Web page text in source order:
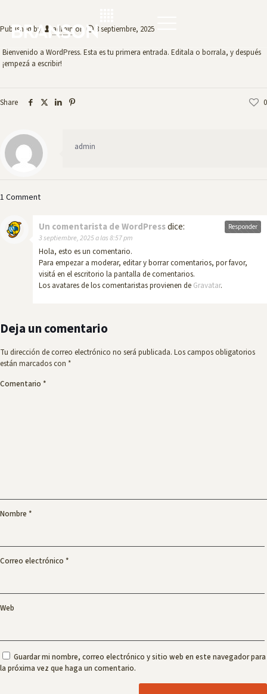
Published by admin on 3 septiembre, 2025
Bienvenido a WordPress. Esta es tu primera entrada. Editala o borrala, y después
¡empezá a escribir!
Share 0
admin
1 Comment
Un comentarista de WordPressdice:
3 septiembre, 2025 a las 8:57 pm
Hola, esto es un comentario.
Para empezar a moderar, editar y borrar comentarios, por favor,
visitá en el escritorio la pantalla de comentarios.
Los avatares de los comentaristas provienen de Gravatar.
Responder
Deja un comentario
Tu dirección de correo electrónico no será publicada. Los campos obligatorios
están marcados con *
Comentario *
Nombre *
Correo electrónico *
Web
Guardar mi nombre, correo electrónico y sitio web en este navegador para
la próxima vez que haga un comentario.